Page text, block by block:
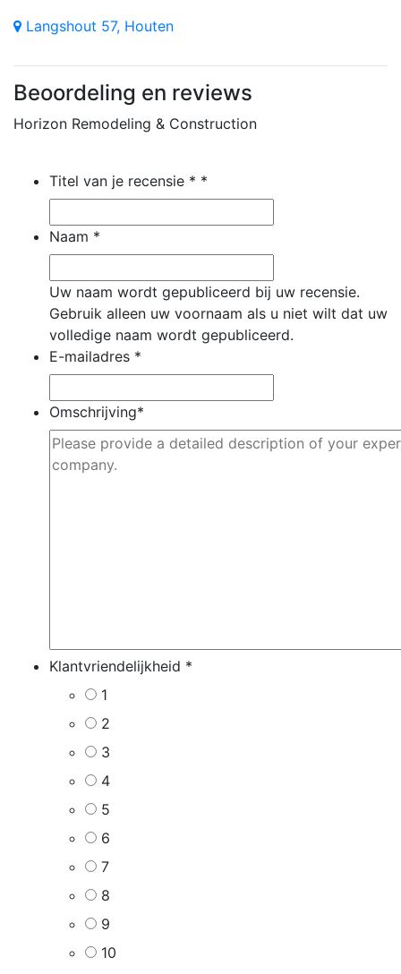
Langshout 57, Houten
Beoordeling en reviews
Horizon Remodeling & Construction
Titel van je recensie * *
Naam *
Uw naam wordt gepubliceerd bij uw recensie.
Gebruik alleen uw voornaam als u niet wilt dat uw
volledige naam wordt gepubliceerd.
E-mailadres *
Omschrijving*
Klantvriendelijkheid *
1
2
3
4
5
6
7
8
9
10